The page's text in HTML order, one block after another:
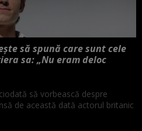
să spună care sunt cele
sa: „Nu eram deloc
să vorbească despre
de această dată actorul britanic